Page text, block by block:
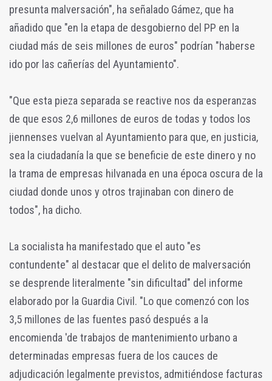
presunta malversación", ha señalado Gámez, que ha
añadido que "en la etapa de desgobierno del PP en la
ciudad más de seis millones de euros" podrían "haberse
ido por las cañerías del Ayuntamiento".
"Que esta pieza separada se reactive nos da esperanzas
de que esos 2,6 millones de euros de todas y todos los
jiennenses vuelvan al Ayuntamiento para que, en justicia,
sea la ciudadanía la que se beneficie de este dinero y no
la trama de empresas hilvanada en una época oscura de la
ciudad donde unos y otros trajinaban con dinero de
todos", ha dicho.
La socialista ha manifestado que el auto "es
contundente" al destacar que el delito de malversación
se desprende literalmente "sin dificultad" del informe
elaborado por la Guardia Civil. "Lo que comenzó con los
3,5 millones de las fuentes pasó después a la
encomienda 'de trabajos de mantenimiento urbano a
determinadas empresas fuera de los cauces de
adjudicación legalmente previstos, admitiéndose facturas